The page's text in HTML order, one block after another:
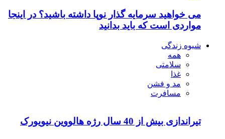
می خواهید سرمایه گذار نوپا داشته باشید؟ در اینجا
مواردی است که باید بدانید
شیوه زندگی
همه
سلامتی
غذا
مد و فشن
مسافرت
تیراندازی بیش از 40 سال رژه هالووین نیویورک